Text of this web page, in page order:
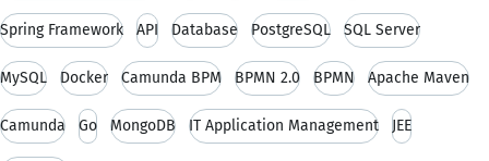
Spring Framework API Database PostgreSQL SQL Server
MySQL Docker Camunda BPM BPMN 2.0 BPMN Apache Maven
Camunda Go MongoDB IT Application Management JEE